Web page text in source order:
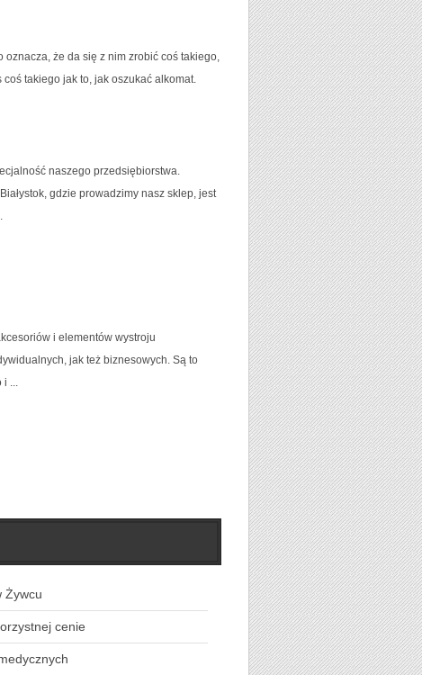
że da się z nim zrobić coś takiego,
takiego jak to, jak oszukać alkomat.
naszego przedsiębiorstwa.
gdzie prowadzimy nasz sklep, jest
i elementów wystroju
jak też biznesowych. Są to
...
Żywcu
cenie